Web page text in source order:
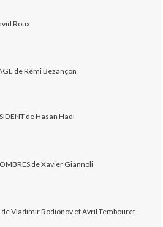
Roux
de Rémi Bezançon
de Hasan Hadi
OMBRES de Xavier Giannoli
de Vladimir Rodionov et Avril Tembouret